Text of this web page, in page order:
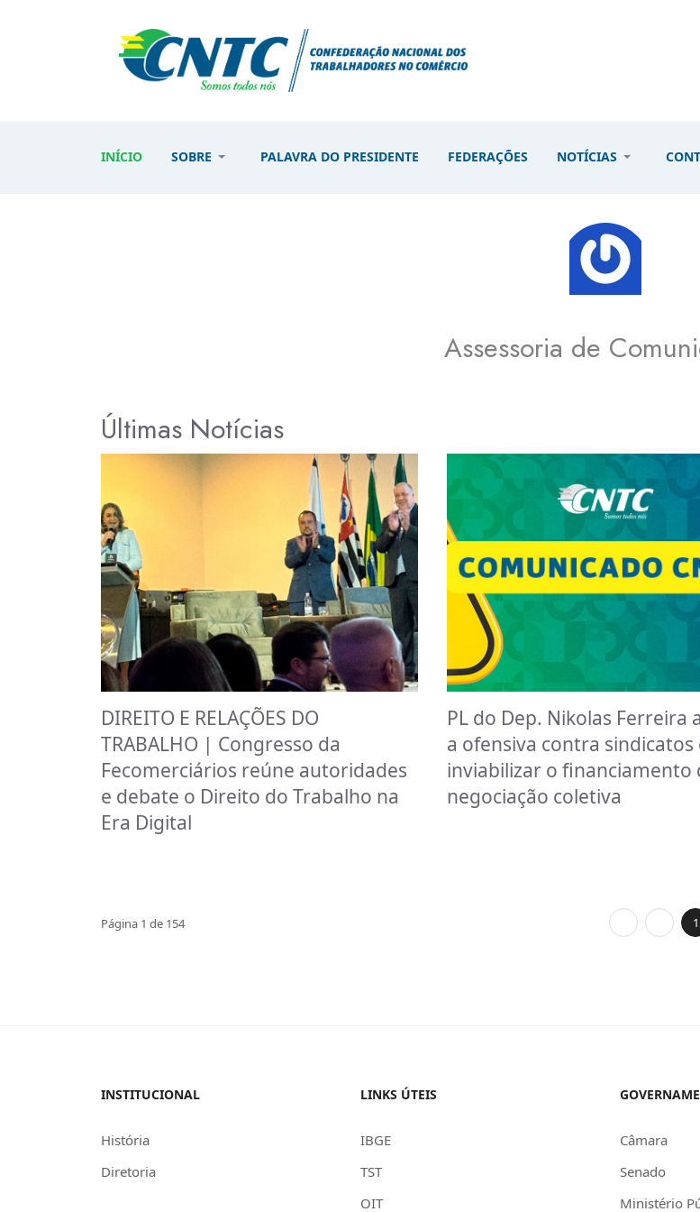
INÍCIO SOBRE PALAVRA DO PRESIDENTE FEDERAÇÕES NOTÍCIAS
Assessoria de
Últimas Notícias
DIREITO E RELAÇÕES DO
TRABALHO | Congresso da
Fecomerciários reúne autoridades
e debate o Direito do Trabalho na
Era Digital
PL do Dep. Nikolas Ferreira
a ofensiva contra sindicatos
inviabilizar o financiamento
negociação coletiva
1
Página 1 de 154
INSTITUCIONAL
História
Diretoria
LINKS ÚTEIS
IBGE
TST
OIT
Câmara
Senado
Ministério